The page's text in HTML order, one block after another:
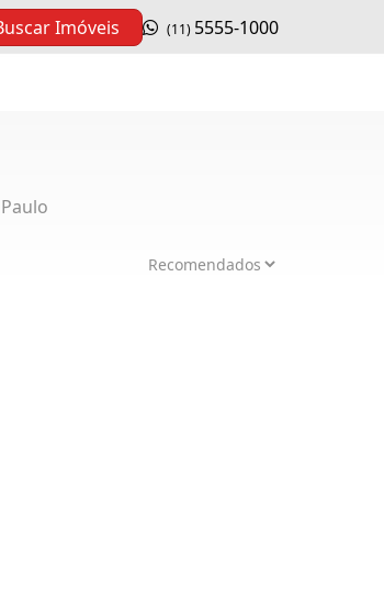
Imóveis (11) 5555-1000